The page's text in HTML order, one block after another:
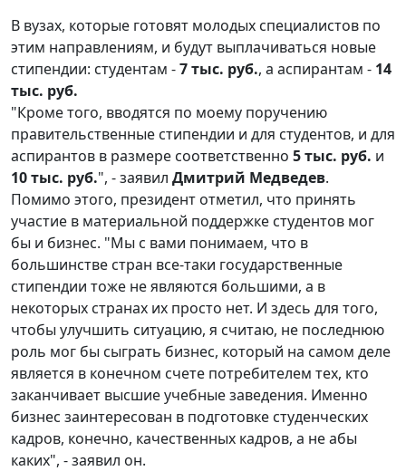
В вузах, которые готовят молодых специалистов по
этим направлениям, и будут выплачиваться новые
стипендии: студентам -7 тыс. руб., а аспирантам - 14
тыс. руб.
"Кроме того, вводятся по моему поручению
правительственные стипендии и для студентов, и для
аспирантов в размере соответственно 5 тыс. руб. и
10 тыс. руб.", - заявил Дмитрий Медведев.
Помимо этого, президент отметил, что принять
участие в материальной поддержке студентов мог
бы и бизнес. "Мы с вами понимаем, что в
большинстве стран все-таки государственные
стипендии тоже не являются большими, а в
некоторых странах их просто нет. И здесь для того,
чтобы улучшить ситуацию, я считаю, не последнюю
роль мог бы сыграть бизнес, который на самом деле
является в конечном счете потребителем тех, кто
заканчивает высшие учебные заведения. Именно
бизнес заинтересован в подготовке студенческих
кадров, конечно, качественных кадров, а не абы
каких", - заявил он.